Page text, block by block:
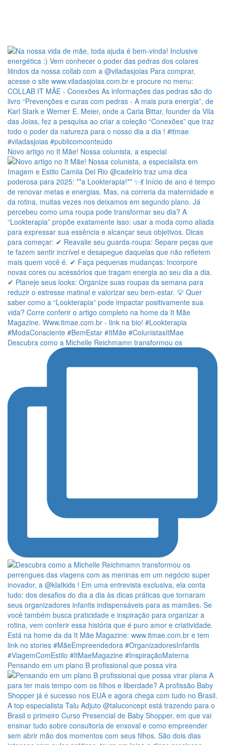
Novo artigo no It Mãe! Nossa colunista, a especial
Descubra como a Michelle Reichmamn transformou os
Pensando em um plano B profissional que possa vira